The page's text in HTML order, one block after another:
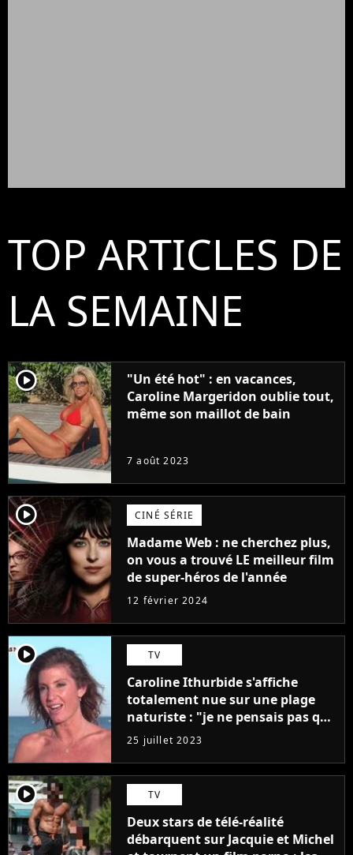
TOP ARTICLES DE
LA SEMAINE
player2
"Un été hot" : en vacances,
Caroline Margeridon oublie tout,
même son maillot de bain
7 août 2023
player2 CINÉ SÉRIE
Madame Web : ne cherchez plus,
on vous a trouvé LE meilleur film
de super-héros de l'année
12 février 2024
player2 TV
Caroline Ithurbide s'affiche
totalement nue sur une plage
naturiste : "je ne pensais pas que
j'arriverais à le faire..."
25 juillet 2023
player2 TV
Deux stars de télé-réalité
débarquent sur Jacquie et Michel